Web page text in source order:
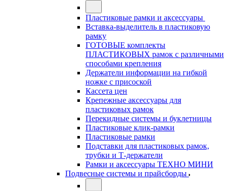
Пластиковые рамки и аксессуары
Вставка-выделитель в пластиковую
рамку
ГОТОВЫЕ комплекты
ПЛАСТИКОВЫХ рамок с различными
способами крепления
Держатели информации на гибкой
ножке с присоской
Кассета цен
Крепежные аксессуары для
пластиковых рамок
Перекидные системы и буклетницы
Пластиковые клик-рамки
Пластиковые рамки
Подставки для пластиковых рамок,
трубки и Т-держатели
Рамки и аксессуары ТЕХНО МИНИ
Подвесные системы и прайсборды